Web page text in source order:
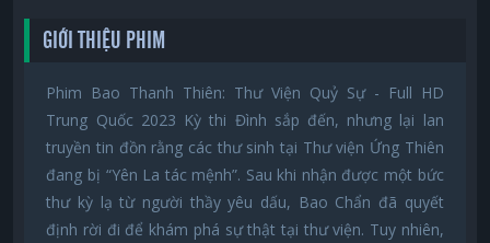
GIỚI THIỆU PHIM
Phim Bao Thanh Thiên: Thư Viện Quỷ Sự - Full HD
Trung Quốc 2023 Kỳ thi Đình sắp đến, nhưng lại lan
truyền tin đồn rằng các thư sinh tại Thư viện Ứng Thiên
đang bị “Yên La tác mệnh”. Sau khi nhận được một bức
thư kỳ lạ từ người thầy yêu dấu, Bao Chẩn đã quyết
định rời đi để khám phá sự thật tại thư viện. Tuy nhiên,